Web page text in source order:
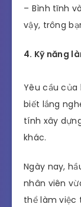
– Bình tĩnh
vậy, trông
4. Kỹ năng
Yêu cầu của
biết lắng
tính xây
khác.
Ngày nay,
nhân viên
thể làm việc